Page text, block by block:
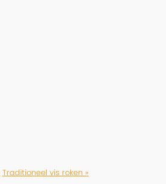
Traditioneel vis roken »